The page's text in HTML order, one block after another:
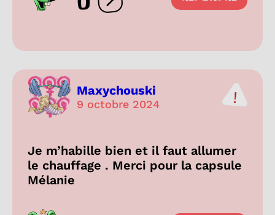
Ouvrir les réactions
Maxychouski
9 octobre 2024
Je m’habille bien et il faut allumer
le chauffage . Merci pour la capsule
Mélanie